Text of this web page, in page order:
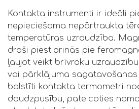
Kontakta instrumenti ir ideāli
nepieciešama nepārtraukta
temperatūras uzraudzība.
droši piestiprinās pie
ļaujot veikt brīvroku
vai pārklājuma sagatavošanas
balstīti kontakta termometri
daudzpusību, pateicoties